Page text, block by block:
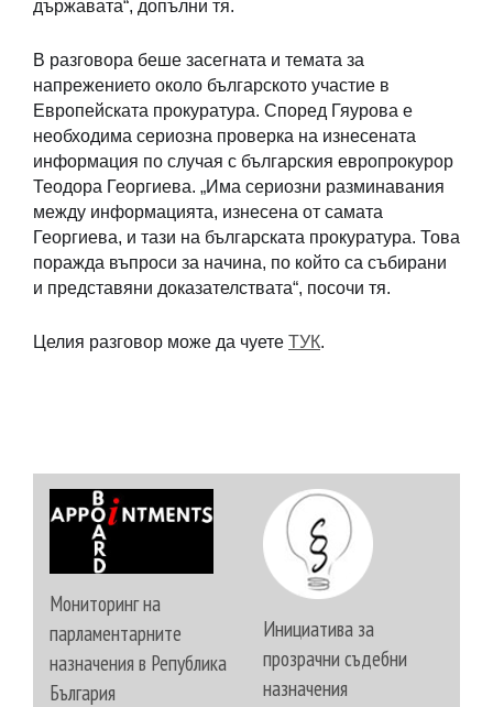
държавата“, допълни тя.
В разговора беше засегната и темата за
напрежението около българското участие в
Европейската прокуратура. Според Гяурова е
необходима сериозна проверка на изнесената
информация по случая с българския европрокурор
Теодора Георгиева. „Има сериозни разминавания
между информацията, изнесена от самата
Георгиева, и тази на българската прокуратура. Това
поражда въпроси за начина, по който са събирани
и представяни доказателствата“, посочи тя.
Целия разговор може да чуете ТУК.
Мониторинг на
парламентарните
назначения в Република
България
Инициатива за
прозрачни съдебни
назначения